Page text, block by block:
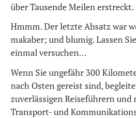
über Tausende Meilen erstreckt.
Hmmm. Der letzte Absatz war
makaber; und blumig. Lassen
einmal versuchen…
Wenn Sie ungefähr 300
nach Osten gereist sind,
zuverlässigen Reiseführern
Transport- und